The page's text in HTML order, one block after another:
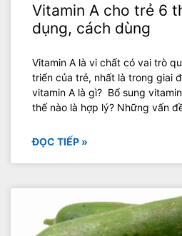
Vitamin A cho trẻ 6
dụng, cách dùng
Vitamin A là vi chất có vai trò
triển của trẻ, nhất là trong giai
vitamin A là gì? Bổ sung
thế nào là hợp lý? Những vấn
ĐỌC TIẾP »